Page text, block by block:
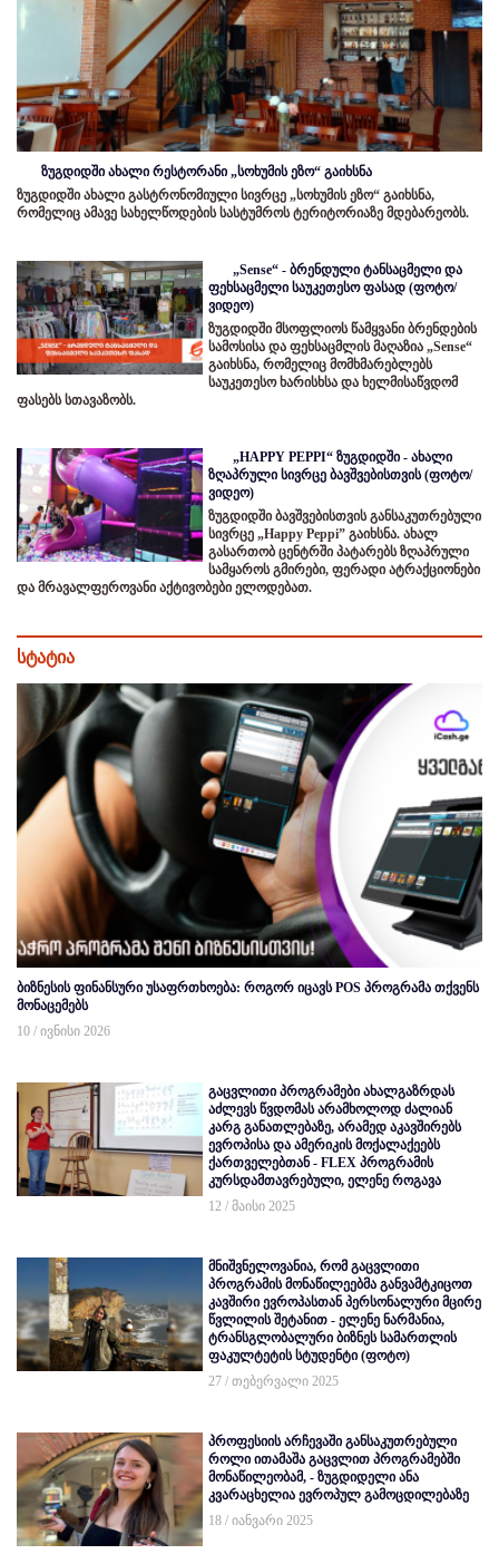
ზუგდიდში ახალი რესტორანი „სოხუმის ეზო“ გაიხსნა
ზუგდიდში ახალი გასტრონომიული სივრცე „სოხუმის ეზო“ გაიხსნა,
რომელიც ამავე სახელწოდების სასტუმროს ტერიტორიაზე მდებარეობს.
„Sense“ - ბრენდული ტანსაცმელი და
ფეხსაცმელი საუკეთესო ფასად (ფოტო/
ვიდეო)
ზუგდიდში მსოფლიოს წამყვანი ბრენდების
სამოსისა და ფეხსაცმლის მაღაზია „Sense“
გაიხსნა, რომელიც მომხმარებლებს
საუკეთესო ხარისხსა და ხელმისაწვდომ
ფასებს სთავაზობს.
„HAPPY PEPPI“ ზუგდიდში - ახალი
ზღაპრული სივრცე ბავშვებისთვის (ფოტო/
ვიდეო)
ზუგდიდში ბავშვებისთვის განსაკუთრებული
სივრცე „Happy Peppi” გაიხსნა. ახალ
გასართობ ცენტრში პატარებს ზღაპრული
სამყაროს გმირები, ფერადი ატრაქციონები
და მრავალფეროვანი აქტივობები ელოდებათ.
სტატია
ბიზნესის ფინანსური უსაფრთხოება: როგორ იცავს POS პროგრამა თქვენს
მონაცემებს
10 / ივნისი 2026
გაცვლითი პროგრამები ახალგაზრდას
აძლევს წვდომას არამხოლოდ ძალიან
კარგ განათლებაზე, არამედ აკავშირებს
ევროპისა და ამერიკის მოქალაქეებს
ქართველებთან - FLEX პროგრამის
კურსდამთავრებული, ელენე როგავა
12 / მაისი 2025
მნიშვნელოვანია, რომ გაცვლითი
პროგრამის მონაწილეებმა განვამტკიცოთ
კავშირი ევროპასთან პერსონალური მცირე
წვლილის შეტანით - ელენე ნარმანია,
ტრანსგლობალური ბიზნეს სამართლის
ფაკულტეტის სტუდენტი (ფოტო)
27 / თებერვალი 2025
პროფესიის არჩევაში განსაკუთრებული
როლი ითამაშა გაცვლით პროგრამებში
მონაწილეობამ, - ზუგდიდელი ანა
კვარაცხელია ევროპულ გამოცდილებაზე
18 / იანვარი 2025